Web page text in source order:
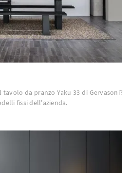
da pranzo Yaku 33 di Gervasoni?
fissi dell'azienda.